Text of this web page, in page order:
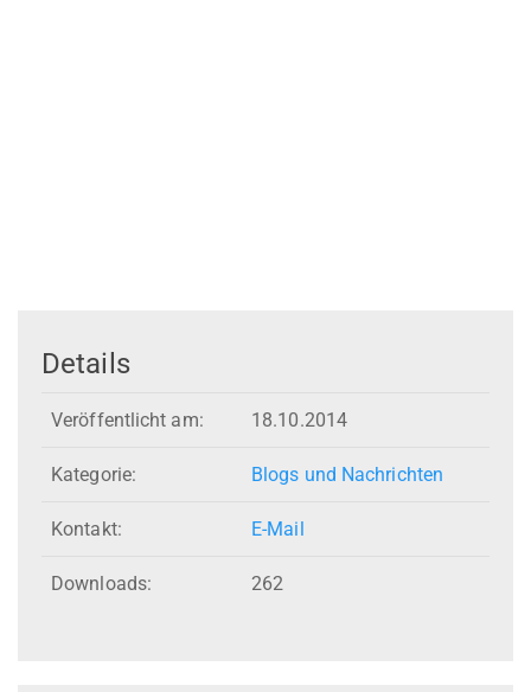
Details
Veröffentlicht am: 18.10.2014
Kategorie: Blogs und Nachrichten
Kontakt: E-Mail
Downloads: 262